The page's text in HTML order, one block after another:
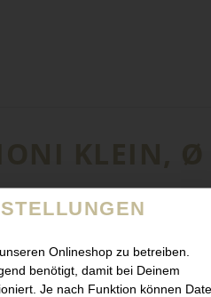
Onlineshop zu betreiben.
benötigt, damit bei Deinem
Je nach Funktion können